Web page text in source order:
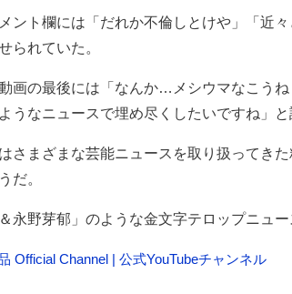
ント欄には「だれか不倫しとけや」「近
られていた。
画の最後には「なんか…メシウマなこう
うなニュースで埋め尽くしたいですね」と
さまざまな芸能ニュースを取り扱ってき
だ。
＆永野芽郁」のような金文字テロップニュ
Official Channel | 公式YouTubeチャンネル